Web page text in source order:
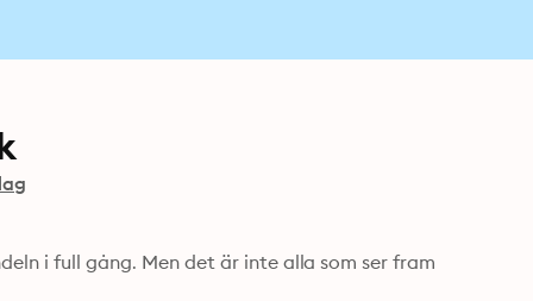
i full gång. Men det är inte alla som ser fram